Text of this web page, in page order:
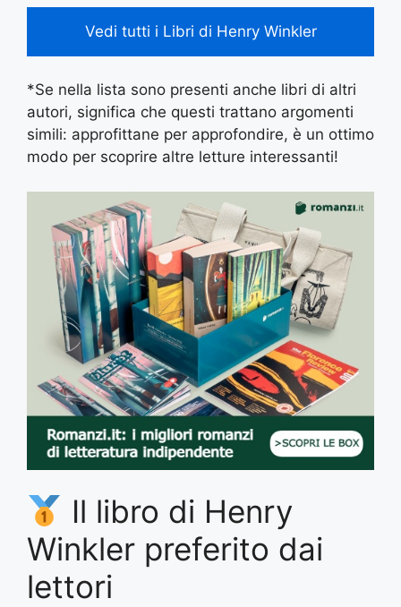
Vedi tutti i Libri di Henry Winkler
*Se nella lista sono presenti anche libri di altri
autori, significa che questi trattano argomenti
simili: approfittane per approfondire, è un ottimo
modo per scoprire altre letture interessanti!
Il libro di Henry
Winkler preferito dai
lettori